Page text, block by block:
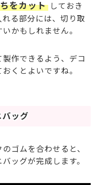
をカット しておき
る部分には、切り取
かもしれません。
作できるよう、デコ
くとよいですね。
ッグ
ゴムを合わせると、
ッグが完成します。